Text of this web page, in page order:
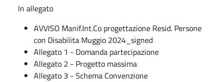
In allegato
AVVISO Manif.Int.Co progettazione Resid. Persone
con Disabilita Muggio 2024_signed
Allegato 1 - Domanda partecipazione
Allegato 2 - Progetto massima
Allegato 3 - Schema Convenzione